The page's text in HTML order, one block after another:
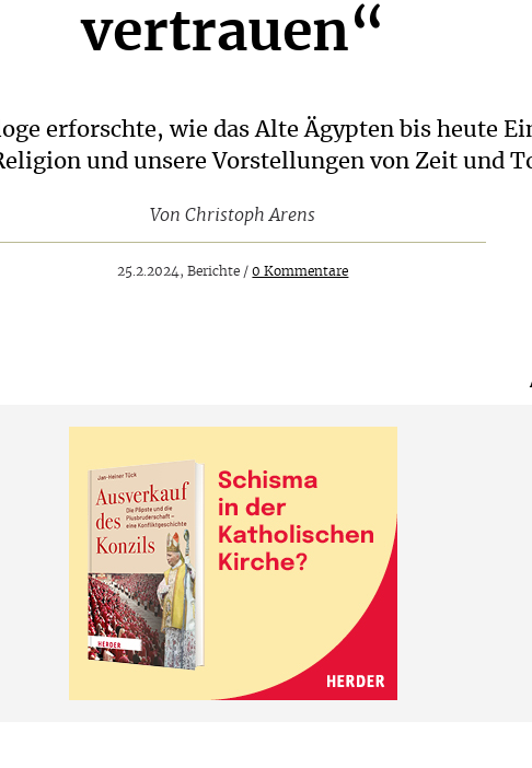
vertrauen“
erforschte, wie das Alte Ägypten bis heute
und unsere Vorstellungen von Zeit und
VonChristoph Arens
25.2.2024, Berichte /0 Kommentare